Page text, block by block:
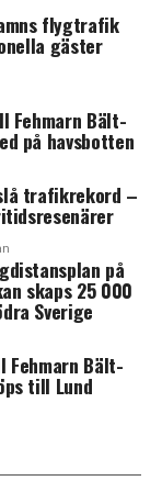
strategin,
mail.
meddelade
Eva Östling
kan avsätta.
regiondirektör i
den 22
nätverk i
life science
beslutades
kluster i
Stig Jørgensen
flygtrafik
gäster
Fehmarn Bält-
på havsbotten
trafikrekord –
på
skaps 25 000
Sverige
Bält-
till Lund